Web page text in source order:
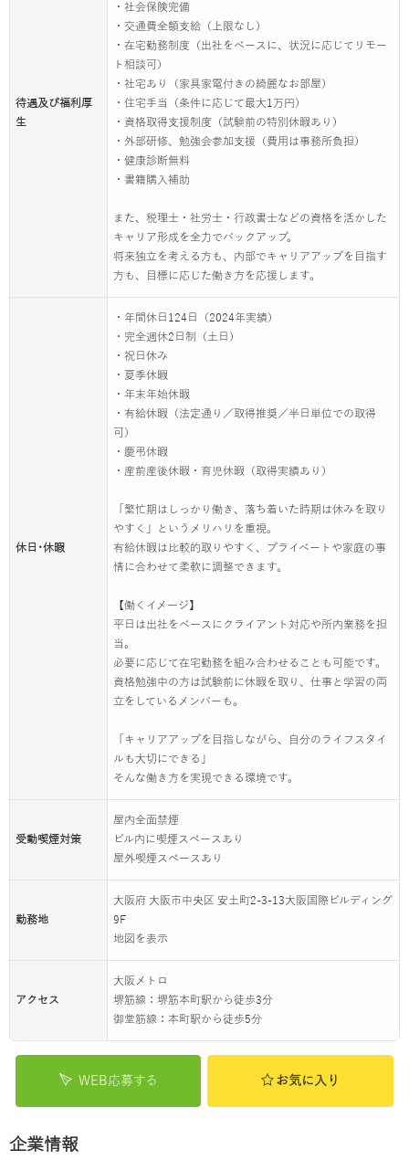
待遇及び福利厚
生
・社会保険完備
・交通費全額支給（上限なし）
・在宅勤務制度（出社をベースに、状況に応じてリモー
ト相談可）
・社宅あり（家具家電付きの綺麗なお部屋）
・住宅手当（条件に応じて最大1万円）
・資格取得支援制度（試験前の特別休暇あり）
・外部研修、勉強会参加支援（費用は事務所負担）
・健康診断無料
・書籍購入補助
また、税理士・社労士・行政書士などの資格を活かした
キャリア形成を全力でバックアップ。
将来独立を考える方も、内部でキャリアアップを目指す
方も、目標に応じた働き方を応援します。
休日･休暇
・年間休日124日（2024年実績）
・完全週休2日制（土日）
・祝日休み
・夏季休暇
・年末年始休暇
・有給休暇（法定通り／取得推奨／半日単位での取得
可）
・慶弔休暇
・産前産後休暇・育児休暇（取得実績あり）
「繁忙期はしっかり働き、落ち着いた時期は休みを取り
やすく」というメリハリを重視。
有給休暇は比較的取りやすく、プライベートや家庭の事
情に合わせて柔軟に調整できます。
【働くイメージ】
平日は出社をベースにクライアント対応や所内業務を担
当。
必要に応じて在宅勤務を組み合わせることも可能です。
資格勉強中の方は試験前に休暇を取り、仕事と学習の両
立をしているメンバーも。
「キャリアアップを目指しながら、自分のライフスタイ
ルも大切にできる」
そんな働き方を実現できる環境です。
受動喫煙対策
屋内全面禁煙
ビル内に喫煙スペースあり
屋外喫煙スペースあり
勤務地
大阪府 大阪市中央区 安土町2-3-13大阪国際ビルディング
9F
地図を表示
アクセス
大阪メトロ
堺筋線：堺筋本町駅から徒歩3分
御堂筋線：本町駅から徒歩5分
WEB応募する お気に入り
企業情報